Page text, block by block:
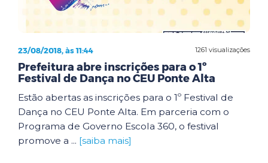
1261 visualizações
23/08/2018, às 11:44
Prefeitura abre inscrições para o 1º
Festival de Dança no CEU Ponte Alta
Estão abertas as inscrições para o 1º Festival de
Dança no CEU Ponte Alta. Em parceria com o
Programa de Governo Escola 360, o festival
promove a ... [saiba mais]